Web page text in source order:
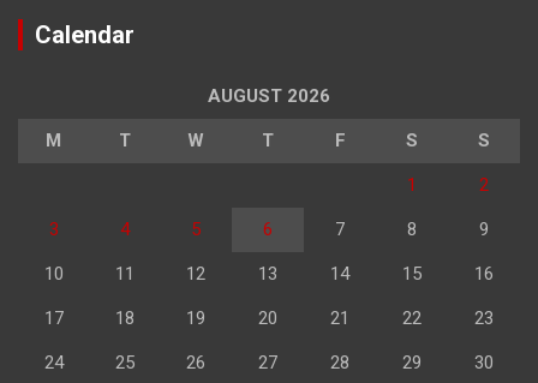
Calendar
AUGUST 2026
M T W T F S S
1 2
3 4 5 6 7 8 9
10 11 12 13 14 15 16
17 18 19 20 21 22 23
24 25 26 27 28 29 30